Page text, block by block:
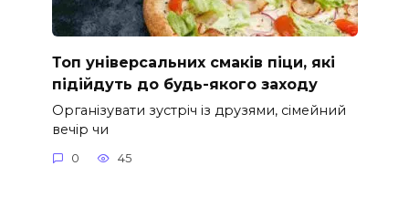
Топ універсальних смаків піци, які
підійдуть до будь-якого заходу
Організувати зустріч із друзями, сімейний
вечір чи
0 45